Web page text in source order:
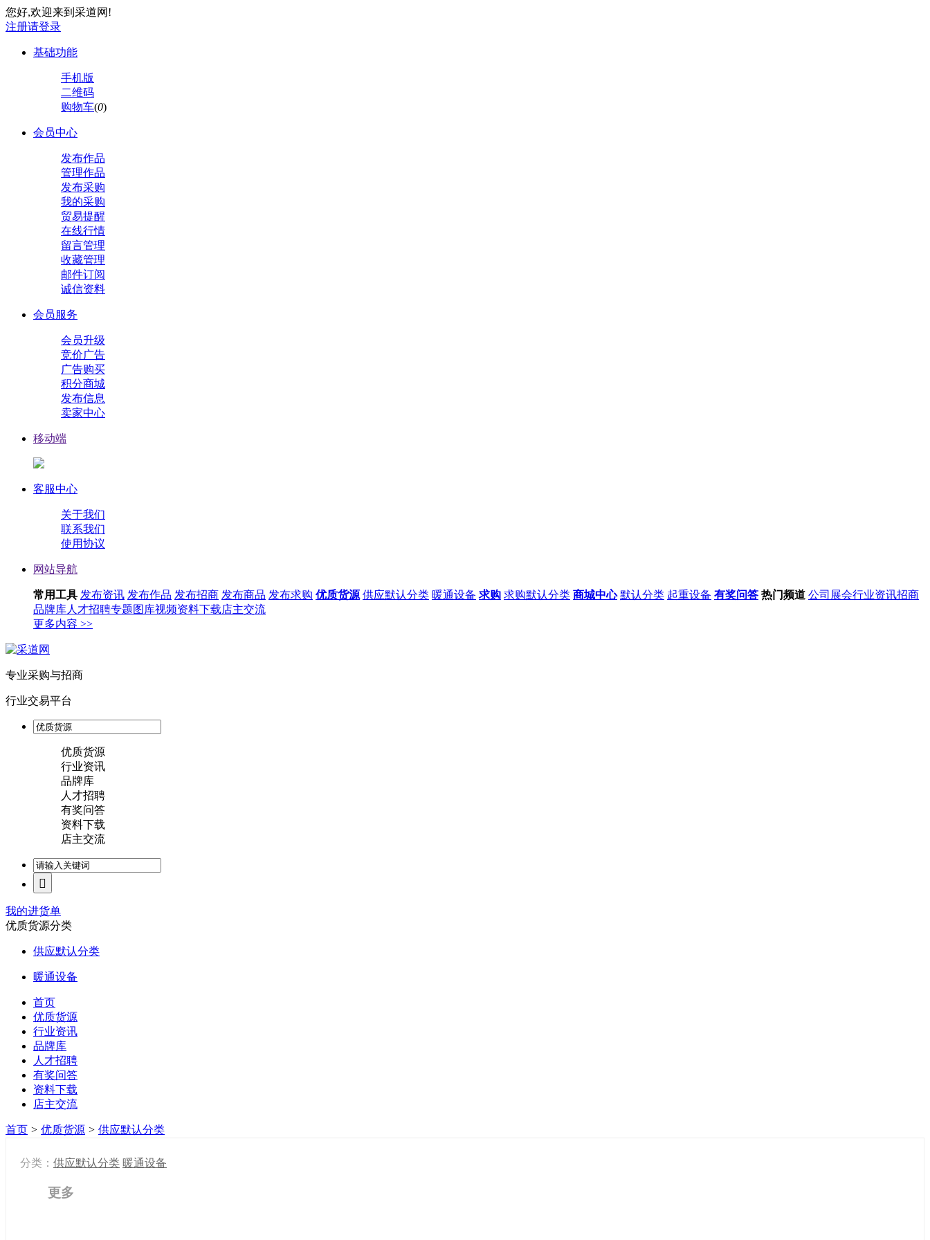
您好,欢迎来到采道网!
注册请登录
基础功能
手机版
二维码
购物车(0)
会员中心
发布作品
管理作品
发布采购
我的采购
贸易提醒
在线行情
留言管理
收藏管理
邮件订阅
诚信资料
会员服务
会员升级
竞价广告
广告购买
积分商城
发布信息
卖家中心
移动端
客服中心
关于我们
联系我们
使用协议
网站导航
常用工具 发布资讯 发布作品 发布招商 发布商品 发布求购 优质货源 供应默认分类 暖通设备 求购 求购默认分类 商城中心 默认分类 起重设备 有奖问答 热门频道 公司 展会行业资讯招商
品牌库人才招聘专题图库视频资料下载店主交流
更多内容 >>
专业采购与招商
行业交易平台
优质货源
行业资讯
品牌库
人才招聘
有奖问答
资料下载
店主交流
我的进货单
优质货源分类
供应默认分类
暖通设备
首页
优质货源
行业资讯
品牌库
人才招聘
有奖问答
资料下载
店主交流
首页 > 优质货源 > 供应默认分类
分类： 供应默认分类 暖通设备
更多